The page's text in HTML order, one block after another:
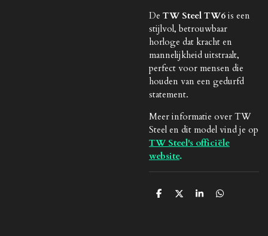
De TW Steel TW6 is een
stijlvol, betrouwbaar
horloge dat kracht en
mannelijkheid uitstraalt,
perfect voor mensen die
houden van een gedurfd
statement.
Meer informatie over TW
Steel en dit model vind je op
TW Steel's officiële
website.
D
D
S
D